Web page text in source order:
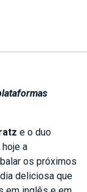
e o duo
hoje a
os próximos
deliciosa que